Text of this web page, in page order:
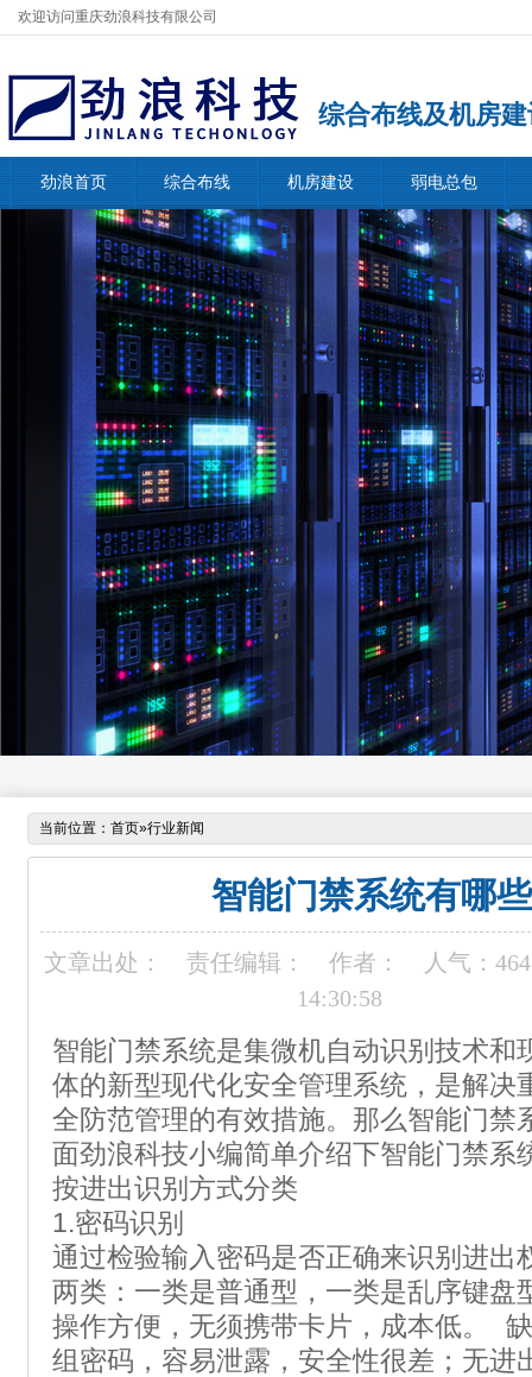
欢迎访问重庆劲浪科技有限公司
综合布线及机房
劲浪首页 综合布线 机房建设 弱电总包
当前位置： 首页»行业新闻
智能门禁系统有哪
文章出处： 责任编辑： 作者： 人气：
14:30:58
智能门禁系统是集微机自动识别技术和
体的新型现代化安全管理系统，是解决
全防范管理的有效措施。那么智能门禁
面劲浪科技小编简单介绍下智能门禁系
按进出识别方式分类
1.密码识别
通过检验输入密码是否正确来识别进
两类：一类是普通型，一类是乱序键
操作方便，无须携带卡片，成本低。
组密码，容易泄露，安全性很差；无进